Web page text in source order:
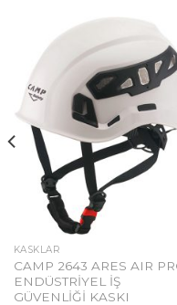
KASKLAR
CAMP 2643 ARES AIR
ENDÜSTRİYEL İŞ
GÜVENLİĞİ KASKI